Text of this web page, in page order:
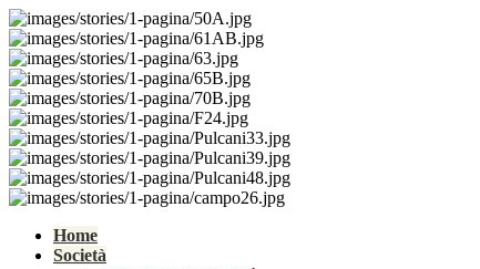
Home
Società